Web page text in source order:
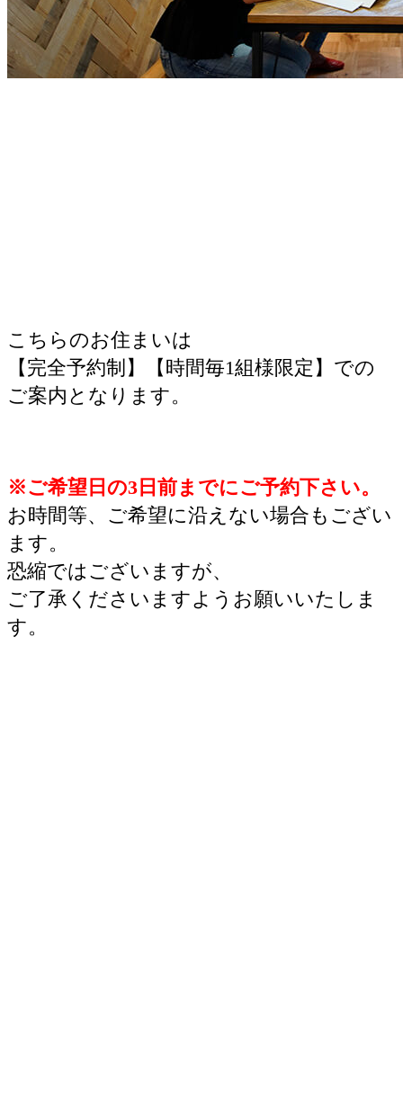
こちらのお住まいは
【完全予約制】【時間毎1組様限定】での
ご案内となります。
※ご希望日の3日前までにご予約下さい。
お時間等、ご希望に沿えない場合もござい
ます。
恐縮ではございますが、
ご了承くださいますようお願いいたしま
す。